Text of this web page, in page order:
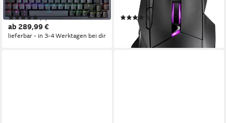
Tastatur
(1)
ab 289,99 €
lieferbar - in 3-4 Werktagen bei dir
(6)
ab 179,15 €
lieferbar - in 2-3 Werktagen bei dir